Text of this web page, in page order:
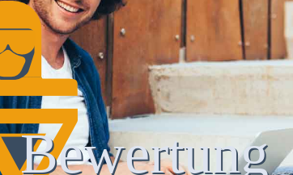
Bewertung